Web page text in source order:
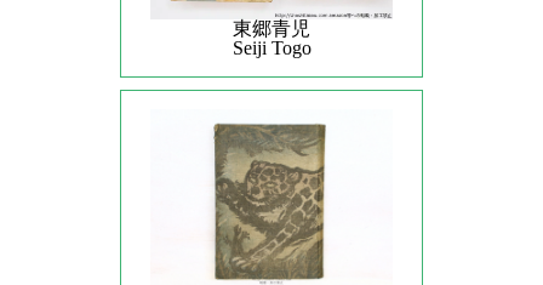
東郷青児
Seiji Togo